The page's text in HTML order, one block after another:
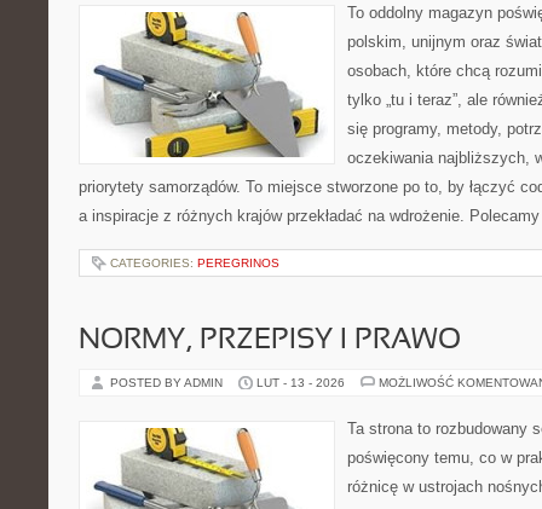
To oddolny magazyn
polskim, unijnym oraz
osobach, które chcą
tylko „tu i teraz”, ale
się programy, metody,
oczekiwania najbliższych,
priorytety samorządów. To miejsce stworzone po to, by łączyć
a inspiracje z różnych krajów przekładać na wdrożenie.
CATEGORIES: PEREGRINOS
NORMY, PRZEPISY I PRAWO
POSTED BY ADMIN LUT - 13 - 2026 MOŻLIWOŚĆ
Ta strona to rozbudowany
poświęcony temu, co w
różnicę w ustrojach